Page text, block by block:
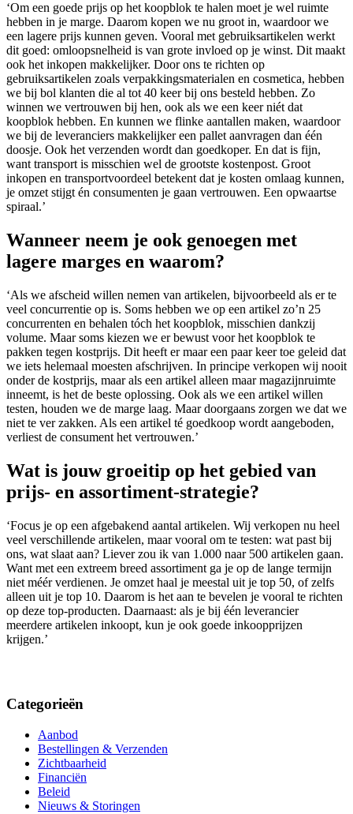
‘Om een goede prijs op het koopblok te halen moet je wel ruimte
hebben in je marge. Daarom kopen we nu groot in, waardoor we
een lagere prijs kunnen geven. Vooral met gebruiksartikelen werkt
dit goed: omloopsnelheid is van grote invloed op je winst. Dit maakt
ook het inkopen makkelijker. Door ons te richten op
gebruiksartikelen zoals verpakkingsmaterialen en cosmetica, hebben
we bij bol klanten die al tot 40 keer bij ons besteld hebben. Zo
winnen we vertrouwen bij hen, ook als we een keer niét dat
koopblok hebben. En kunnen we flinke aantallen maken, waardoor
we bij de leveranciers makkelijker een pallet aanvragen dan één
doosje. Ook het verzenden wordt dan goedkoper. En dat is fijn,
want transport is misschien wel de grootste kostenpost. Groot
inkopen en transportvoordeel betekent dat je kosten omlaag kunnen,
je omzet stijgt én consumenten je gaan vertrouwen. Een opwaartse
spiraal.’
Wanneer neem je ook genoegen met
lagere marges en waarom?
‘Als we afscheid willen nemen van artikelen, bijvoorbeeld als er te
veel concurrentie op is. Soms hebben we op een artikel zo’n 25
concurrenten en behalen tóch het koopblok, misschien dankzij
volume. Maar soms kiezen we er bewust voor het koopblok te
pakken tegen kostprijs. Dit heeft er maar een paar keer toe geleid dat
we iets helemaal moesten afschrijven. In principe verkopen wij nooit
onder de kostprijs, maar als een artikel alleen maar magazijnruimte
inneemt, is het de beste oplossing. Ook als we een artikel willen
testen, houden we de marge laag. Maar doorgaans zorgen we dat we
niet te ver zakken. Als een artikel té goedkoop wordt aangeboden,
verliest de consument het vertrouwen.’
Wat is jouw groeitip op het gebied van
prijs- en assortiment-strategie?
‘Focus je op een afgebakend aantal artikelen. Wij verkopen nu heel
veel verschillende artikelen, maar vooral om te testen: wat past bij
ons, wat slaat aan? Liever zou ik van 1.000 naar 500 artikelen gaan.
Want met een extreem breed assortiment ga je op de lange termijn
niet méér verdienen. Je omzet haal je meestal uit je top 50, of zelfs
alleen uit je top 10. Daarom is het aan te bevelen je vooral te richten
op deze top-producten. Daarnaast: als je bij één leverancier
meerdere artikelen inkoopt, kun je ook goede inkoopprijzen
krijgen.’
Categorieën
Aanbod
Bestellingen & Verzenden
Zichtbaarheid
Financiën
Beleid
Nieuws & Storingen